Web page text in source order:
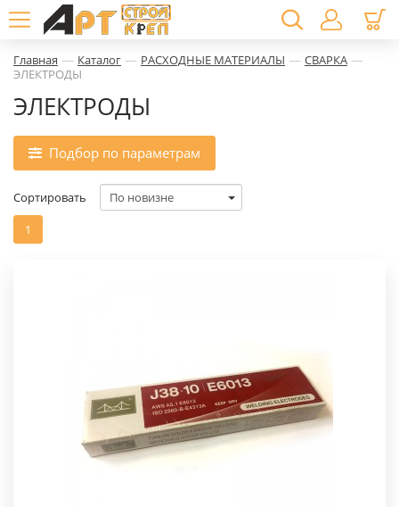
Главная — Каталог — РАСХОДНЫЕ МАТЕРИАЛЫ — СВАРКА —
ЭЛЕКТРОДЫ
ЭЛЕКТРОДЫ
Подбор по параметрам
1
Сортировать